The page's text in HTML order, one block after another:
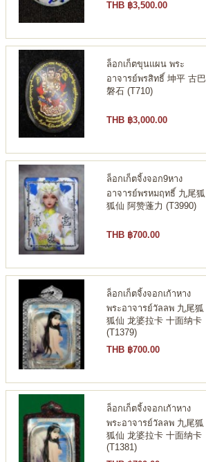
THB ฿3,500.00
ล็อกเก็ตขุนแผน พระ
อาจารย์พรสิทธิ์ 坤平 古巴
磐石 (T710)
THB ฿3,000.00
ล็อกเก็ตจิ้งจอก9หาง
อาจารย์พรหมฤทธิ์ 九尾狐
狐仙 阿赞蓬力 (T3990)
THB ฿700.00
ล็อกเก็ตจิ้งจอกเก้าหาง
พระอาจารย์วัลลพ 九尾狐
狐仙 龙婆拉卡 十面纳卡
(T1379)
THB ฿700.00
ล็อกเก็ตจิ้งจอกเก้าหาง
พระอาจารย์วัลลพ 九尾狐
狐仙 龙婆拉卡 十面纳卡
(T1381)